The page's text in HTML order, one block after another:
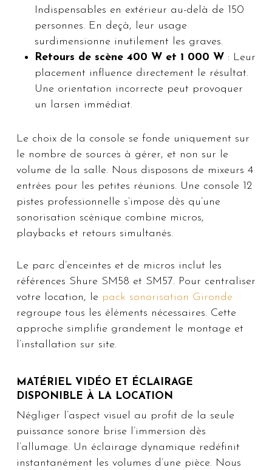
Indispensables en extérieur au-delà de 150
personnes. En deçà, leur usage
surdimensionne inutilement les graves.
Retours de scène 400 W et 1 000 W : Leur
placement influence directement le résultat.
Une orientation incorrecte peut provoquer
un larsen immédiat.
Le choix de la console se fonde uniquement sur
le nombre de sources à gérer, et non sur le
volume de la salle. Nous disposons de mixeurs 4
entrées pour les petites réunions. Une console 12
pistes professionnelle s’impose dès qu’une
sonorisation scénique combine micros,
playbacks et retours simultanés.
Le parc d’enceintes et de micros inclut les
références Shure SM58 et SM57. Pour centraliser
votre location, le pack sonorisation Gironde
regroupe tous les éléments nécessaires. Cette
approche simplifie grandement le montage et
l’installation sur site.
MATÉRIEL VIDÉO ET ÉCLAIRAGE
DISPONIBLE À LA LOCATION
Négliger l’aspect visuel au profit de la seule
puissance sonore brise l’immersion dès
l’allumage. Un éclairage dynamique redéfinit
instantanément les volumes d’une pièce. Nous